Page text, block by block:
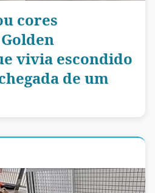
cores
vivia escondido
de um